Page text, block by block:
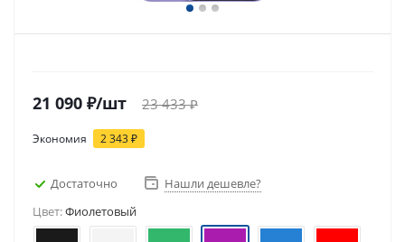
21 090 ₽/шт 23 433₽
Экономия 2 343₽
Достаточно
Нашли дешевле?
Цвет:Фиолетовый